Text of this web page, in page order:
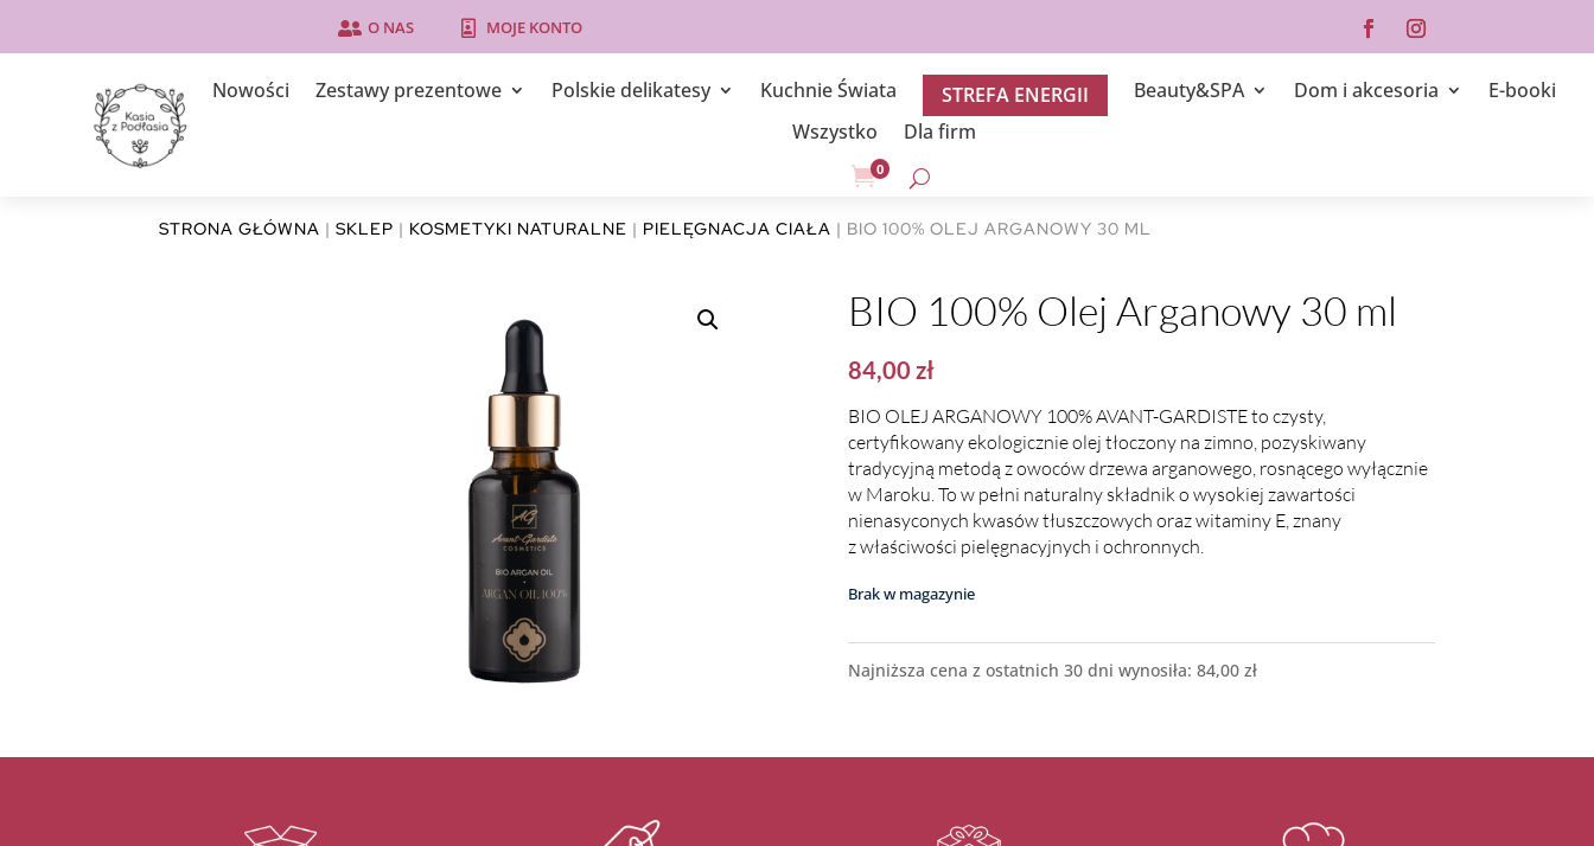
 O NAS  MOJE KONTO
Nowości Zestawy prezentowe Polskie delikatesy Kuchnie Świata STREFA ENERGII Beauty&SPA Dom i akcesoria
E-booki
Wszystko
Dla firm
0
STRONA GŁÓWNA |SKLEP | KOSMETYKI NATURALNE | PIELĘGNACJA CIAŁA | BIO 100% OLEJ ARGANOWY 30 ML
BIO 100% Olej Arganowy 30 ml
84,00 zł
BIO OLEJ ARGANOWY 100% AVANT-GARDISTE to czysty,
certyfikowany ekologicznie olej tłoczony na zimno, pozyskiwany
tradycyjną metodą z owoców drzewa arganowego, rosnącego wyłącznie
w Maroku. To w pełni naturalny składnik o wysokiej zawartości
nienasyconych kwasów tłuszczowych oraz witaminy E, znany
z właściwości pielęgnacyjnych i ochronnych.
Brak w magazynie
Najniższa cena z ostatnich 30 dni wynosiła: 84,00 zł